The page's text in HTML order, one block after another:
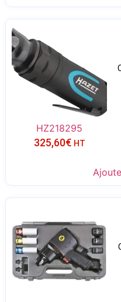
HZ218295
325,60€ HT